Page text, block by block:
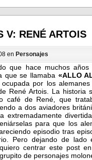
V: RENÉ ARTOIS
en Personajes
que hace muchos
que se llamaba «ALLO
ocupada por los
René Artois. La historia
café de René, que
a dos aviadores
extremadamente
para que los
episodio tras
Pero dejando de lado
centrar este post
de personajes